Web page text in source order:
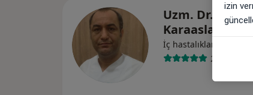
Uzm. Dr.
Karaaslan
İç hastalıkları
2 görüş
izin